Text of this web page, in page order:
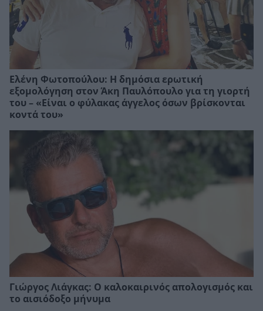
Ελένη Φωτοπούλου: Η δημόσια ερωτική
εξομολόγηση στον Άκη Παυλόπουλο για τη γιορτή
του – «Είναι ο φύλακας άγγελος όσων βρίσκονται
κοντά του»
Γιώργος Λιάγκας: Ο καλοκαιρινός απολογισμός και
το αισιόδοξο μήνυμα